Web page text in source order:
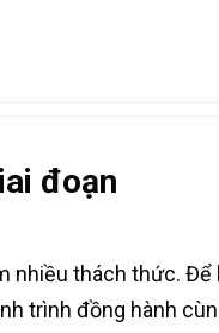
đoạn
thách thức.
trình đồng hành